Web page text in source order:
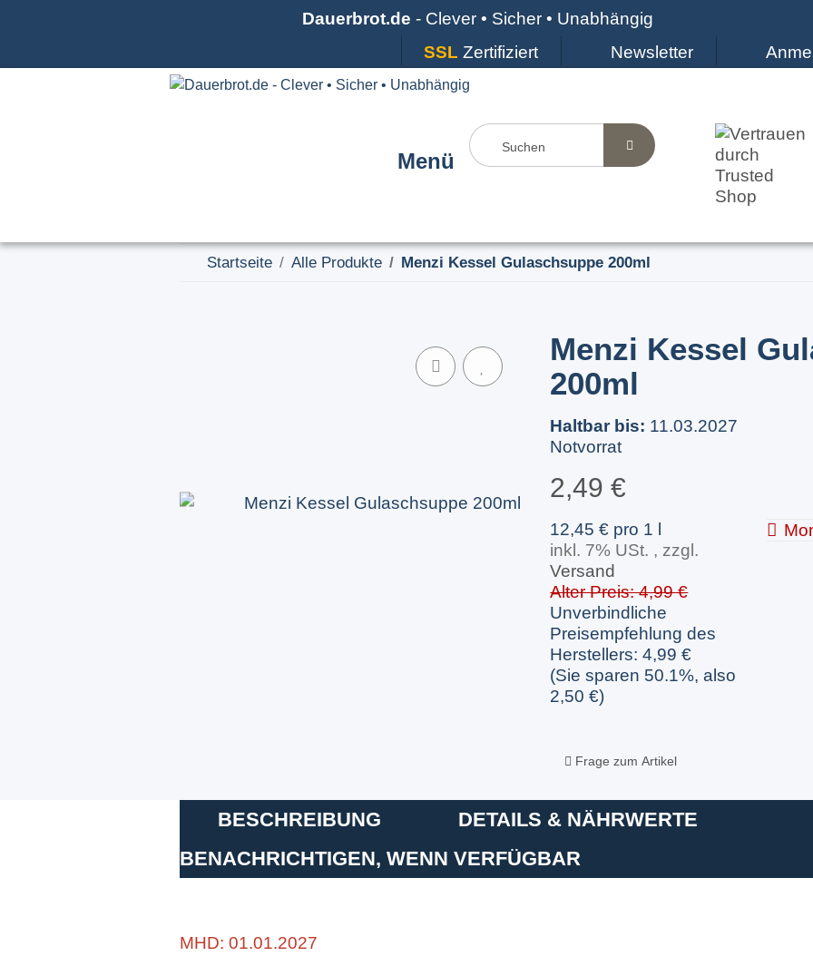
Dauerbrot.de - Clever • Sicher • Unabhängig
Newsletter
SSL Zertifiziert
Menü
Startseite Alle Produkte Menzi Kessel Gulaschsuppe 200ml
Menzi Kessel
200ml
Haltbar bis: 11.03.2027
Notvorrat
2,49 €
12,45 € pro 1 l
inkl. 7% USt. , zzgl.
Versand
Alter Preis: 4,99 €
Unverbindliche
Preisempfehlung des
Herstellers:4,99 €
(Sie sparen 50.1%, also
2,50 €)
Frage zum Artikel
BESCHREIBUNG
DETAILS & NÄHRWERTE
BENACHRICHTIGEN, WENN VERFÜGBAR
MHD: 01.01.2027